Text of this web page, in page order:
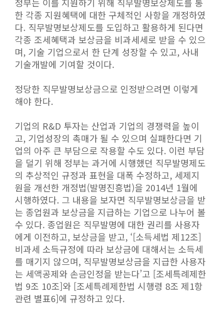
정부는 이를 지원하기 위해 직무발명보상제도를 통
한 각종 지원혜택에 대한 구체적인 사항을 개정하였
다. 직무발명보상제도를 도입하고 활용하게 된다면
각종 조세혜택과 보상금을 비과세세로 받을 수 있으
며, 기술 기업으로서 한 단계 성장할 수 있고, 사내
기술개발에 기여할 것이다.
정당한 직무발명보상금으로 인정받으려면 이렇게
해야 한다.
기업의 R&D 투자는 산업과 기업의 경쟁력을 높이
고, 기업성장의 촉매가 될 수 있으며 실패한다면 기
업의 아주 큰 부담으로 작용할 수도 있다. 이런 부담
을 덜기 위해 정부는 과거에 시행했던 직무발명제도
의 추상적인 규정과 표현을 대폭 수정하고, 세제지
원을 개선한 개정법(발명진흥법)을 2014년 1월에
시행하였다. 그 내용을 보자면 직무발명보상금을 받
는 종업원과 보상금을 지급하는 기업으로 나누어 볼
수 있다. 종업원은 직무발명에 대한 권리를 사용자
에게 이전하고, 보상금을 받고, ‘[소득세법 제12조]
비과세 소득규정에 따라 보상금에 대해서는 소득세
를 매기지 않으며, 직무발명보상금을 지급한 사용자
는 세액공제와 손금인정을 받는다’고 [조세특례제한
법 9조 10조]와 [조세특례제한법 시행령 8조 제1항
관련 별표6]에 규정하고 있다.